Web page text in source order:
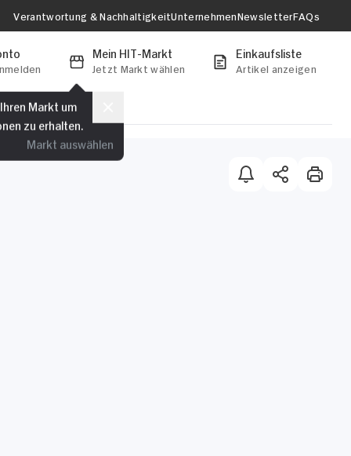
Verantwortung & NachhaltigkeitUnternehmenNewsletterFAQs
Mein HIT-Markt
Jetzt Markt wählen
Markt um
zu erhalten.
Markt auswählen
Einkaufsliste
Artikel anzeigen